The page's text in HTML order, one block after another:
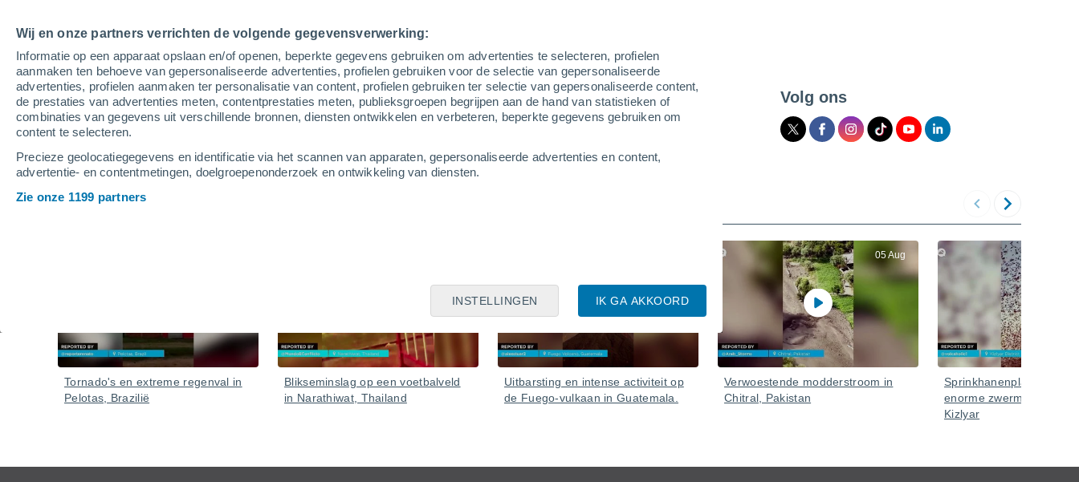
Wij en onze partners verrichten de volgende gegevensverwerking:
Informatie op een apparaat opslaan en/of openen, beperkte gegevens gebruiken om advertenties te selecteren, profielen
aanmaken ten behoeve van gepersonaliseerde advertenties, profielen gebruiken voor de selectie van gepersonaliseerde
advertenties, profielen aanmaken ter personalisatie van content, profielen gebruiken ter selectie van gepersonaliseerde content,
de prestaties van advertenties meten, contentprestaties meten, publieksgroepen begrijpen aan de hand van statistieken of
combinaties van gegevens uit verschillende bronnen, diensten ontwikkelen en verbeteren, beperkte gegevens gebruiken om
content te selecteren.
Precieze geolocatiegegevens en identificatie via het scannen van apparaten, gepersonaliseerde advertenties en content,
advertentie- en contentmetingen, doelgroepenonderzoek en ontwikkeling van diensten.
Zie onze 1199 partners
IK GA AKKOORD
INSTELLINGEN
Een plotselinge overstroming verrast de
inwoners van Al Farsha, Saoedi-Arabië
De afgelopen uren is er in verschillende delen van het Arabische schiereiland hevige regen gevallen, waardoor
diverse wadi's en ravijnen buiten hun oevers zijn getreden.
Volg ons
Video's
Tornado's en extreme regenval in
Pelotas, Brazilië
Blikseminslag op een voetbalveld
in Narathiwat, Thailand
Uitbarsting en intense activiteit op
de Fuego-vulkaan in Guatemala.
05 Aug
Verwoestende modderstroom in
Chitral, Pakistan
Sprinkhanenplaag in
enorme zwerm in het
Kizlyar